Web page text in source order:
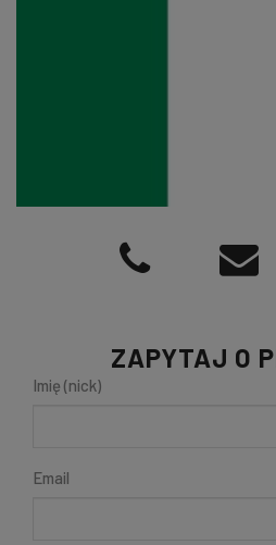
ZAPYTAJ O
Imię (nick)
Email